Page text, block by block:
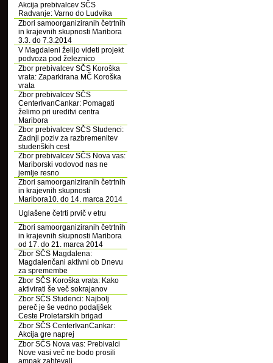
Akcija prebivalcev SČS
Radvanje: Varno do Ludvika
Zbori samoorganiziranih četrtnih
in krajevnih skupnosti Maribora
3.3. do 7.3.2014
V Magdaleni želijo videti projekt
podvoza pod železnico
Zbor prebivalcev SČS Koroška
vrata: Zaparkirana MČ Koroška
vrata
Zbor prebivalcev SČS
CenterIvanCankar: Pomagati
želimo pri ureditvi centra
Maribora
Zbor prebivalcev SČS Studenci:
Zadnji poziv za razbremenitev
studenških cest
Zbor prebivalcev SČS Nova vas:
Mariborski vodovod nas ne
jemlje resno
Zbori samoorganiziranih četrtnih
in krajevnih skupnosti
Maribora10. do 14. marca 2014
Uglašene četrti prvič v etru
Zbori samoorganiziranih četrtnih
in krajevnih skupnosti Maribora
od 17. do 21. marca 2014
Zbor SČS Magdalena:
Magdalenčani aktivni ob Dnevu
za spremembe
Zbor SČS Koroška vrata: Kako
aktivirati še več sokrajanov
Zbor SČS Studenci: Najbolj
pereč je še vedno podaljšek
Ceste Proletarskih brigad
Zbor SČS CenterIvanCankar:
Akcija gre naprej
Zbor SČS Nova vas: Prebivalci
Nove vasi več ne bodo prosili
ampak zahtevali